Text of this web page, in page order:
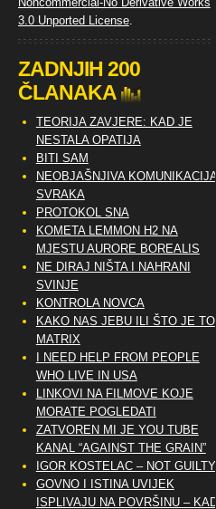
3.0 Unported License.
ZADNJIH 200
ČLANAKA
TEORIJA ZAVJERE: KAD JE
NESTALA OPATIJA
BITI SAM
NEOBJAŠNJIVA KOMUNIKACIJA
SVRAKA
PROTOKOL SNA
KOMETA LEMMON H2 NA
MJESTU AURORE BOREALIS
NE DIRAJ NIŠTA I NAHRANI
SVINJE
KONTROLA NOVCA
KAKO NAS JEBU ILI ŠTO JE TO
MATRIX
I NEED HELP FROM PEOPLE
WHO LIVE IN USA
LINKOVI NA FILMOVE KOJE
MORATE POGLEDATI
ZATVOREN MI JE YOU TUBE
KANAL “AGAINST THE GRAIN”
IGOR KOSTELAC – NOT GUILTY
GOVNO I ISTINA UVIJEK
ISPLIVAJU NA POVRŠINU – KAD